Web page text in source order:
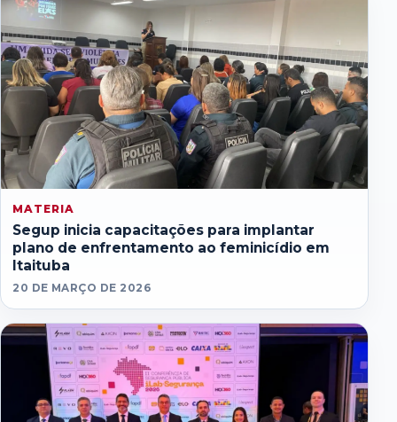
MATERIA
Segup inicia capacitações para implantar
plano de enfrentamento ao feminicídio em
Itaituba
20 DE MARÇO DE 2026